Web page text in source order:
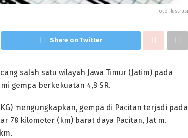
Foto Ilustrasi
Share on Twitter
salah satu wilayah Jawa Timur (Jatim) pada
gempa berkekuatan 4,8 SR.
mengungkapkan, gempa di Pacitan terjadi pada
78 kilometer (km) barat daya Pacitan, Jatim.